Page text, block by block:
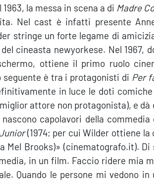
la messa in scena a di Madre
Nel cast è infatti presente
stringe un forte legame di
cineasta newyorkese. Nel 1967,
ottiene il primo ruolo
seguente è tra i protagonisti di Per
in luce le doti comiche
attore non protagonista), e
capolavori della commedia
(1974; per cui Wilder ottiene la
Mel Brooks)» (cinematografo.it). Di
in un film. Faccio ridere mia
Quando le persone mi vedono